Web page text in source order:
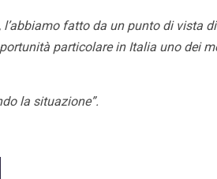
fatto da un punto di vista
particolare in Italia uno dei
la situazione”.